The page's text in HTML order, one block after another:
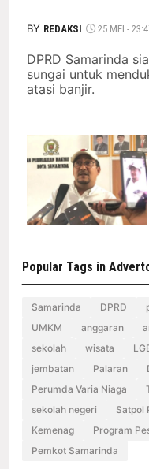
BY REDAKSI 25 MEI -
DPRD Samarinda
sungai untuk
atasi banjir.
Popular Tags in
Samarinda DPRD
UMKM
anggaran
sekolah
wisata
jembatan
Palaran
Perumda Varia Niaga
sekolah negeri
Satpol
Kemenag
Program
Pemkot Samarinda